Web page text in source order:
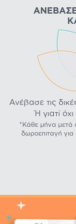
Ανέβασε τις
Ή γιατί
*Κάθε μήνα μετά
δωροεπιταγή